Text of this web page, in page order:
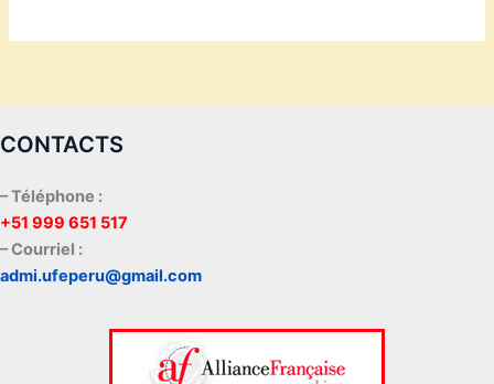
CONTACTS
– Téléphone :
+51 999 651 517
– Courriel :
admi.ufeperu@gmail.com